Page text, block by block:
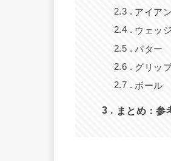
2.3 アイアン
2.4 ウェッジ
2.5 パター
2.6 グリッ
2.7 ボール
3 まとめ：参